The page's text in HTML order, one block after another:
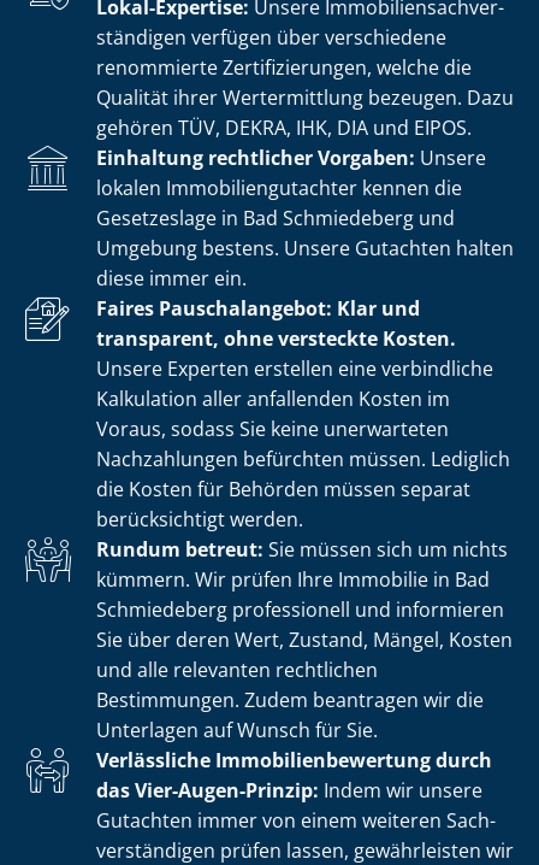
Lokal-Expertise: Unsere Im­mo­bi­li­en­sach­ver­
stän­di­gen verfügen über verschiedene
renommierte Zer­ti­fi­zie­run­gen, welche die
Qualität ihrer Wertermittlung bezeugen. Dazu
gehören TÜV, DEKRA, IHK, DIA und EIPOS.
Einhaltung rechtlicher Vorgaben: Unsere
lokalen Im­mo­bi­li­en­gut­ach­ter kennen die
Gesetzeslage in Bad Schmiedeberg und
Umgebung bestens. Unsere Gutachten halten
diese immer ein.
Faires Pauschalangebot: Klar und
transparent, ohne versteckte Kosten.
Unsere Experten erstellen eine verbindliche
Kalkulation aller anfallenden Kosten im
Voraus, sodass Sie keine unerwarteten
Nachzahlungen befürchten müssen. Lediglich
die Kosten für Behörden müssen separat
berücksichtigt werden.
Rundum betreut: Sie müssen sich um nichts
kümmern. Wir prüfen Ihre Immobilie in Bad
Schmiedeberg professionell und informieren
Sie über deren Wert, Zustand, Mängel, Kosten
und alle relevanten rechtlichen
Bestimmungen. Zudem beantragen wir die
Unterlagen auf Wunsch für Sie.
Verlässliche Im­mo­bi­li­en­be­wer­tung durch
das Vier-Augen-Prinzip: Indem wir unsere
Gutachten immer von einem weiteren Sach­
ver­stän­di­gen prüfen lassen, gewährleisten wir